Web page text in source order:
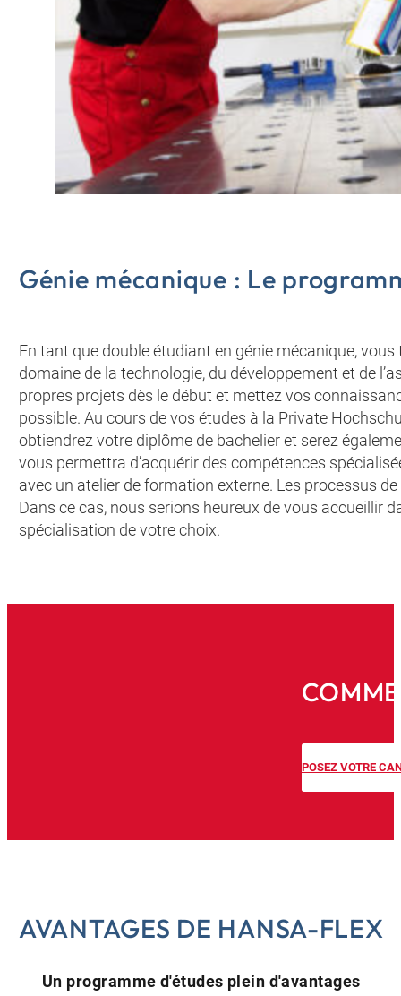
Génie mécanique : Le
En tant que double étudiant en génie mécanique,
domaine de la technologie, du développement et de
propres projets dès le début et mettez vos
possible. Au cours de vos études à la Private
obtiendrez votre diplôme de bachelier et serez
vous permettra d’acquérir des compétences
avec un atelier de formation externe. Les processus
Dans ce cas, nous serions heureux de vous accueillir
spécialisation de votre choix.
POSEZ VOTRE
AVANTAGES DE HANSA-FLEX
Un programme d'études plein d'avantages